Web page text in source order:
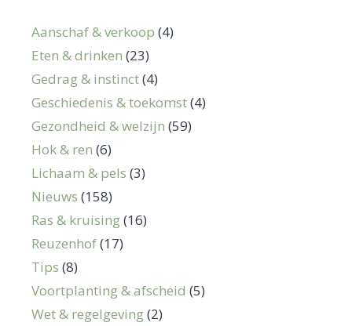
Aanschaf & verkoop (4)
Eten & drinken (23)
Gedrag & instinct(4)
Geschiedenis & toekomst(4)
Gezondheid & welzijn (59)
Hok & ren (6)
Lichaam & pels (3)
Nieuws (158)
Ras & kruising(16)
Reuzenhof(17)
Tips (8)
Voortplanting & afscheid (5)
Wet & regelgeving(2)